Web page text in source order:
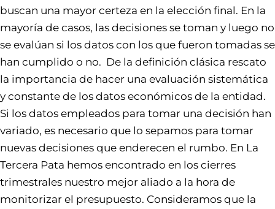
buscan una mayor certeza en la elección final. En la
mayoría de casos, las decisiones se toman y luego no
se evalúan si los datos con los que fueron tomadas se
han cumplido o no. De la definición clásica rescato
la importancia de hacer una evaluación sistemática
y constante de los datos económicos de la entidad.
Si los datos empleados para tomar una decisión han
variado, es necesario que lo sepamos para tomar
nuevas decisiones que enderecen el rumbo. En La
Tercera Pata hemos encontrado en los cierres
trimestrales nuestro mejor aliado a la hora de
monitorizar el presupuesto. Consideramos que la